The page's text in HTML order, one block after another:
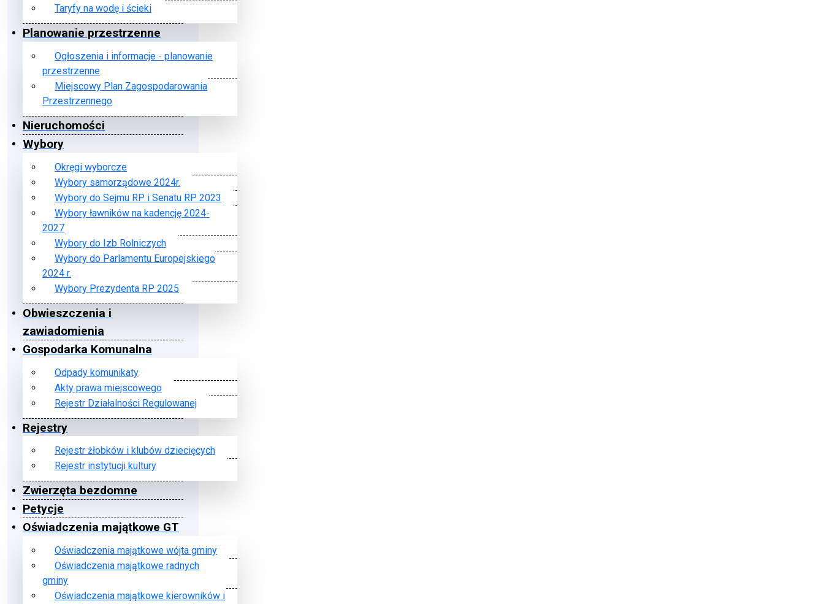
Taryfy na wodę i ścieki
Planowanie przestrzenne
Ogłoszenia i informacje - planowanie
przestrzenne
Miejscowy Plan Zagospodarowania
Przestrzennego
Nieruchomości
Wybory
Okręgi wyborcze
Wybory samorządowe 2024r.
Wybory do Sejmu RP i Senatu RP 2023
Wybory ławników na kadencję 2024-
2027
Wybory do Izb Rolniczych
Wybory do Parlamentu Europejskiego
2024 r.
Wybory Prezydenta RP 2025
Obwieszczenia i
zawiadomienia
Gospodarka Komunalna
Odpady komunikaty
Akty prawa miejscowego
Rejestr Działalności Regulowanej
Rejestry
Rejestr żłobków i klubów dziecięcych
Rejestr instytucji kultury
Zwierzęta bezdomne
Petycje
Oświadczenia majątkowe GT
Oświadczenia majątkowe wójta gminy
Oświadczenia majątkowe radnych
gminy
Oświadczenia majątkowe kierowników i